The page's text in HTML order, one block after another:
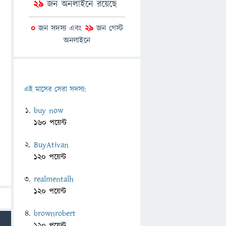
29জন অনলাইনে রয়েছে
0 জন সদস্য এবং 29 জন গেস্ট
অনলাইনে
এই মাসের সেরা সদস্য:
buy now
160 পয়েন্ট
BuyAtivan
120 পয়েন্ট
realmentalh
120 পয়েন্ট
brownrobert